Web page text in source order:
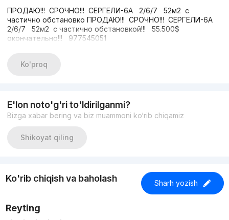
ПРОДАЮ!!! СРОЧНО!!! СЕРГЕЛИ-6А 2/6/7 52м2 с
частично обстановко ПРОДАЮ!!! СРОЧНО!!! СЕРГЕЛИ-6А
2/6/7 52м2 с частично обстановкой!!! 55.500$
окончательно!!! 977545051
Ko'proq
E'lon noto'g'ri to'ldirilganmi?
Bizga xabar bering va biz muammoni ko‘rib chiqamiz
Shikoyat qiling
Ko'rib chiqish va baholash Sharh yozish
Reyting